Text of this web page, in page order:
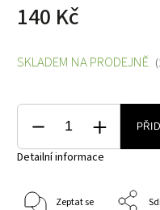
140 Kč
SKLADEM NA PRODEJNĚ
Detailní informace
Zeptat se